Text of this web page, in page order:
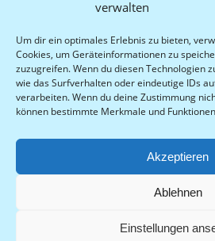
verwalten
Um dir ein optimales Erlebnis zu bieten,
Cookies, um Geräteinformationen zu
zuzugreifen. Wenn du diesen Technologien
wie das Surfverhalten oder eindeutige IDs
verarbeiten. Wenn du deine Zustimmung
können bestimmte Merkmale und
Akzeptieren
Ablehnen
Einstellungen
E-Mail: info(at)praxis-
SPRECHZEITEN
Werktags nach
© Praxis Peter Manz
Impressum